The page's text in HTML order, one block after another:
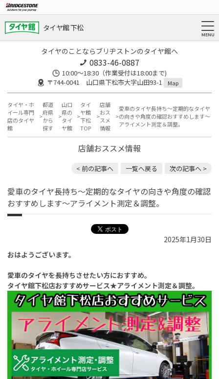
タイヤ館 下松
タイヤのことならブリヂストンのタイヤ館へ
0833-46-0887
10:00～18:30（作業受付は18:00まで)
〒744-0041 山口県下松市大字山田93-1
Map
タイヤ・ホ
イール専門
店のタイヤ
館
都道
府県
から
探す
山口
県の
タイ
ヤ館
タイ
ヤ館
下松
TOP
店舗
おス
スメ
情報
愛車のタイヤ長持ち〜定期的なタイヤ
の向きや角度の確認おすすめします〜
アライメント測定＆調整。
店舗おススメ情報
< 前の記事へ 一覧へ戻る 次の記事へ >
愛車のタイヤ長持ち〜定期的なタイヤの向きや角度の確認
おすすめします〜アライメント測定＆調整。
2025年1月30日
おはようございます。
愛車のタイヤを長持ちさせたい方におすすめ。
タイヤ館下松店おすすめサービス★アライメント測定＆調整。